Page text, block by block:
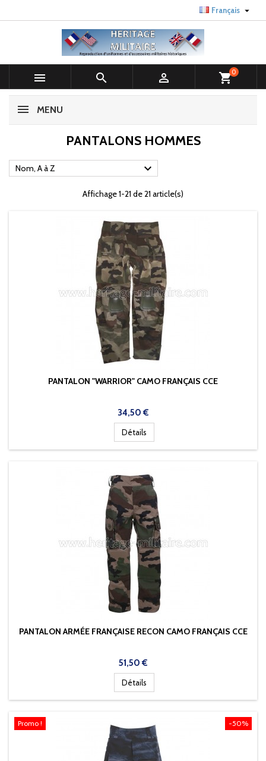
Français 
   shopping_cart0
MENU
PANTALONS HOMMES
Nom, A à Z 
Affichage 1-21 de 21 article(s)
PANTALON "WARRIOR" CAMO FRANÇAIS CCE
Prix
34,50 €
Détails
PANTALON ARMÉE FRANÇAISE RECON CAMO FRANÇAIS CCE
Prix
51,50 €
Détails
-50%
Promo !